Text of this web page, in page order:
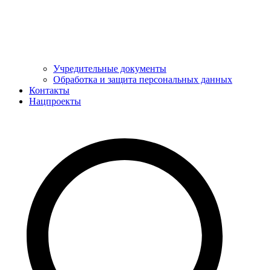
Учредительные документы
Обработка и защита персональных данных
Контакты
Нацпроекты